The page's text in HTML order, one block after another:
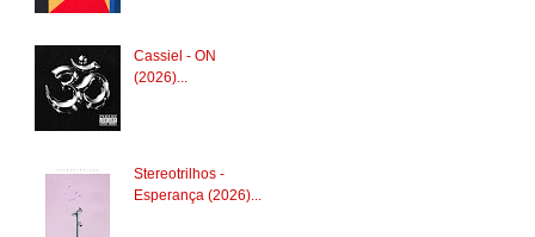
Cassiel - ON
(2026)...
Stereotrilhos -
Esperança (2026)...